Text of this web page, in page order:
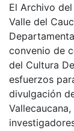
El Archivo
Valle del
convenio de
del Cultura
esfuerzos
divulgación